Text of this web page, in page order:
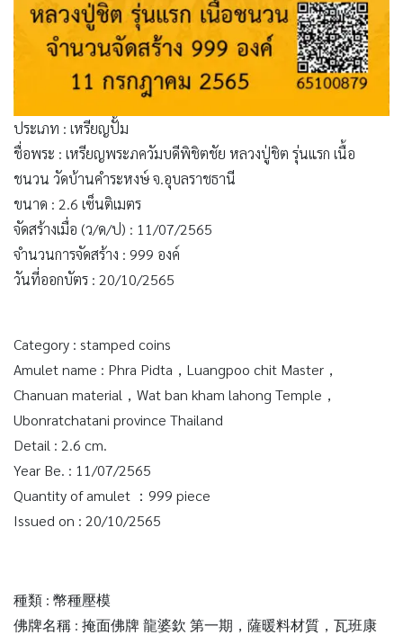
ประเภท : เหรียญปั้ม
ชื่อพระ : เหรียญพระภควัมบดีพิชิตชัย หลวงปู่ชิต รุ่นแรก เนื้อ
ชนวน วัดบ้านคำระหงษ์ จ.อุบลราชธานี
ขนาด : 2.6 เซ็นติเมตร
จัดสร้างเมื่อ (ว/ด/ป) : 11/07/2565
จำนวนการจัดสร้าง : 999 องค์
วันที่ออกบัตร : 20/10/2565
Category : stamped coins
Amulet name : Phra Pidta，Luangpoo chit Master，
Chanuan material，Wat ban kham lahong Temple，
Ubonratchatani province Thailand
Detail : 2.6 cm.
Year Be. : 11/07/2565
Quantity of amulet ：999 piece
Issued on : 20/10/2565
種類 : 幣種壓模
佛牌名稱 : 掩面佛牌 龍婆欽 第一期，薩暖料材質，瓦班康